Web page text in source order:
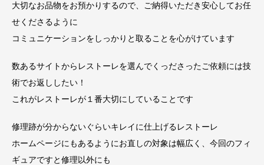
大切なお品物をお預かりするので、ご納得いただき安心してお任
せくださるように
コミュニケーションをしっかりと取ることを心がけています
数あるサイトからレストーレを選んでくっださったご依頼には技
術でお返ししたい！
これがレストーレが１番大切にしていることです
修理跡が分からないぐらいキレイに仕上げるレストーレ
ホームページにもあるようにお直しの対象は幅広く、今回のフィ
ギュアですと修理以外にも